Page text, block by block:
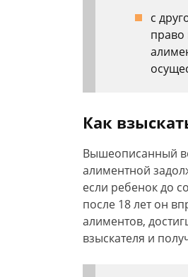
с
право
Как
Вышеописанный
алиментной
если ребенок до
после 18 лет он
алиментов,
взыскателя и